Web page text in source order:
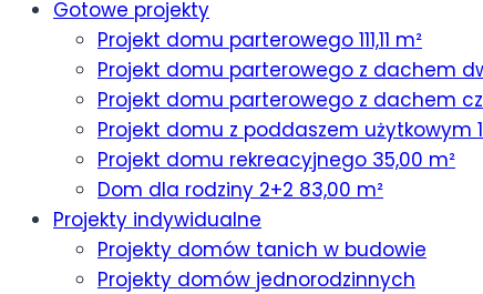
Gotowe projekty
Projekt domu parterowego 111,11 m²
Projekt domu parterowego z dachem
Projekt domu parterowego z dachem
Projekt domu z poddaszem użytkowym
Projekt domu rekreacyjnego 35,00 m²
Dom dla rodziny 2+2 83,00 m²
Projekty indywidualne
Projekty domów tanich w budowie
Projekty domów jednorodzinnych